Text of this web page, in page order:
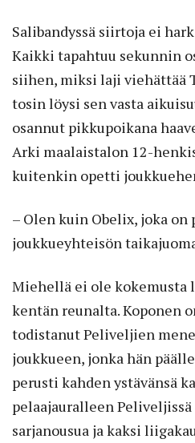
Salibandyssä siirtoja ei
Kaikki tapahtuu sekunnin
siihen, miksi laji viehättää
tosin löysi sen vasta
osannut pikkupoikana
Arki maalaistalon 12-
kuitenkin opetti
– Olen kuin Obelix, joka on
joukkueyhteisön
Miehellä ei ole kokemusta
kentän reunalta. Koponen
todistanut Peliveljien
joukkueen, jonka hän
perusti kahden ystävänsä
pelaajauralleen
sarjanousua ja kaksi